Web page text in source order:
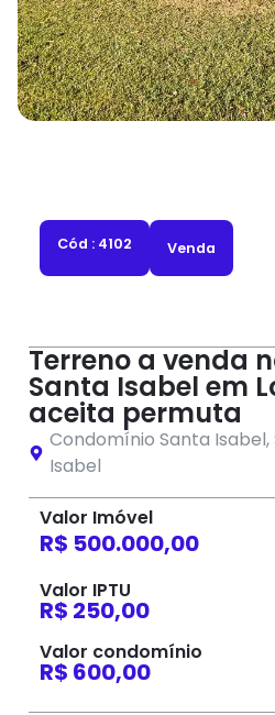
Cód : 4102 Venda
Terreno a venda
Santa Isabel em
aceita permuta
Condomínio Santa Isabel,
Isabel
Valor Imóvel
R$ 500.000,00
Valor IPTU
R$ 250,00
Valor condomínio
R$ 600,00